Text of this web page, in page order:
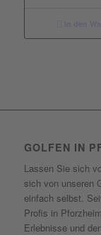
GOLFEN IN
Lassen Sie sich
sich von unseren
einfach selbst.
Profis in
Erlebnisse und